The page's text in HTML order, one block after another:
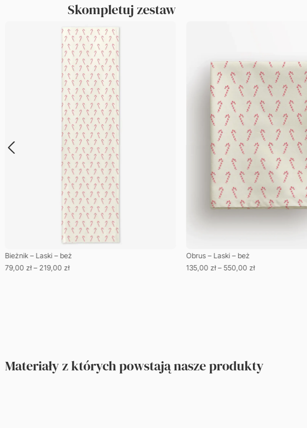
Skompletuj zestaw
Bieżnik – Laski – beż
79,00 zł – 219,00 zł
Obrus – Laski – beż
135,00 zł – 550,00 zł
Materiały z których powstają nasze produkty